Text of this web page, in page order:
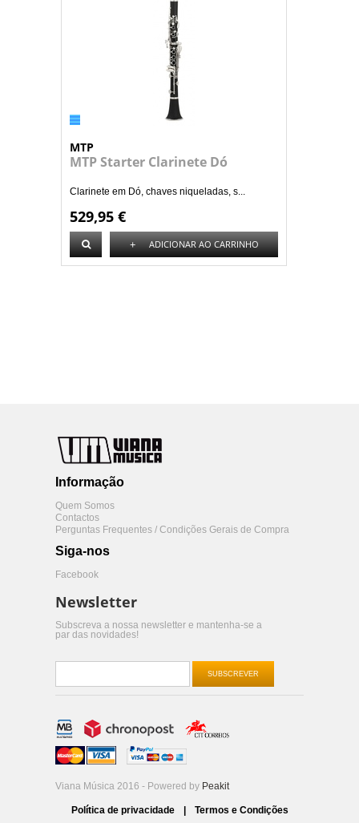
MTP
MTP Starter Clarinete Dó
Clarinete em Dó, chaves niqueladas, s...
529,95 €
+ ADICIONAR AO CARRINHO
Informação
Quem Somos
Contactos
Perguntas Frequentes / Condições Gerais de Compra
Siga-nos
Facebook
Newsletter
Subscreva a nossa newsletter e mantenha-se a
par das novidades!
SUBSCREVER
Viana Música 2016 - Powered by Peakit
Política de privacidade Termos e Condições